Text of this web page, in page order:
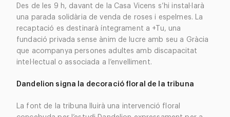
Des de les 9 h, davant de la Casa Vicens s’hi instal·larà
una parada solidària de venda de roses i espelmes. La
recaptació es destinarà íntegrament a +Tu, una
fundació privada sense ànim de lucre amb seu a Gràcia
que acompanya persones adultes amb discapacitat
intel·lectual o associada a l’envelliment.
Dandelion signa la decoració floral de la tribuna
La font de la tribuna lluirà una intervenció floral